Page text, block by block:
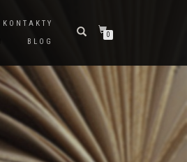
KONTAKTY
BLOG
0